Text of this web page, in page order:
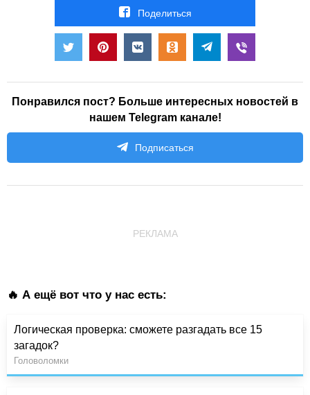
Поделиться
Понравился пост? Больше интересных новостей в
нашем Telegram канале!
Подписаться
РЕКЛАМА
🔥 А ещё вот что у нас есть:
Логическая проверка: сможете разгадать все 15
загадок?
Головоломки